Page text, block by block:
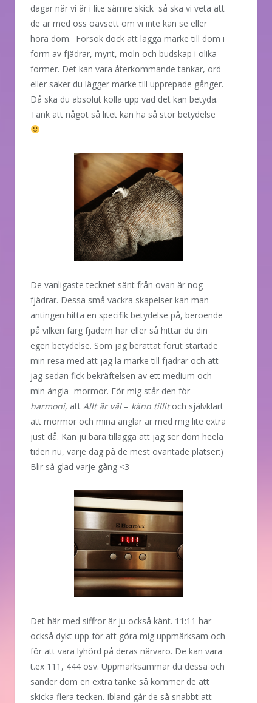
dagar när vi är i lite sämre skick så ska vi veta att
de är med oss oavsett om vi inte kan se eller
höra dom. Försök dock att lägga märke till dom i
form av fjädrar, mynt, moln och budskap i olika
former. Det kan vara återkommande tankar, ord
eller saker du lägger märke till upprepade gånger.
Då ska du absolut kolla upp vad det kan betyda.
Tänk att något så litet kan ha så stor betydelse
De vanligaste tecknet sänt från ovan är nog
fjädrar. Dessa små vackra skapelser kan man
antingen hitta en specifik betydelse på, beroende
på vilken färg fjädern har eller så hittar du din
egen betydelse. Som jag berättat förut startade
min resa med att jag la märke till fjädrar och att
jag sedan fick bekräftelsen av ett medium och
min ängla- mormor. För mig står den för
harmoni, att Allt är väl– känn tillitoch självklart
att mormor och mina änglar är med mig lite extra
just då. Kan ju bara tillägga att jag ser dom heela
tiden nu, varje dag på de mest oväntade platser:)
Blir så glad varje gång <3
Det här med siffror är ju också känt. 11:11 har
också dykt upp för att göra mig uppmärksam och
för att vara lyhörd på deras närvaro. De kan vara
t.ex 111, 444 osv. Uppmärksammar du dessa och
sänder dom en extra tanke så kommer de att
skicka flera tecken. Ibland går de så snabbt att